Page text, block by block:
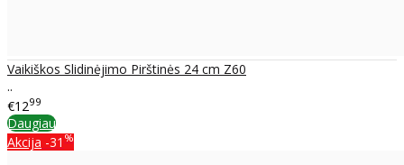
Vaikiškos Slidinėjimo Pirštinės 24 cm Z60
..
€1299
Daugiau
Akcija -31 %